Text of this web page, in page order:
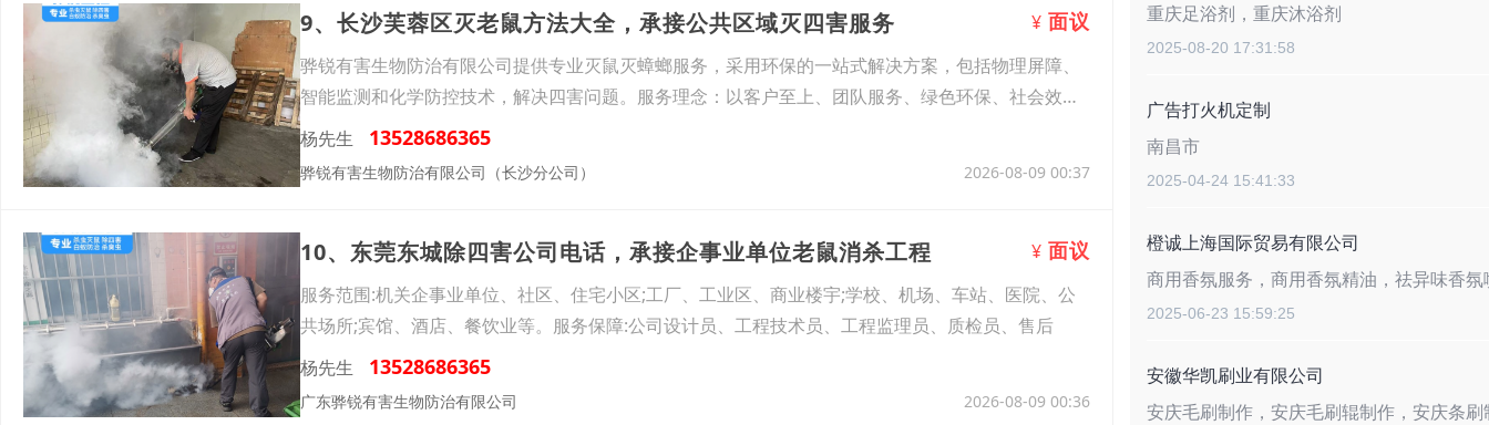
9、长沙芙蓉区灭老鼠方法大全，承接公共区域灭四害服务 ¥ 面议
骅锐有害生物防治有限公司提供专业灭鼠灭蟑螂服务，采用环保的一站式解决方案，包括物理屏障、
智能监测和化学防控技术，解决四害问题。服务理念：以客户至上、团队服务、绿色环保、社会效益
和经
杨先生 13528686365
骅锐有害生物防治有限公司（长沙分公司） 2026-08-09 00:37
10、东莞东城除四害公司电话，承接企事业单位老鼠消杀工程 ¥ 面议
服务范围:机关企事业单位、社区、住宅小区;工厂、工业区、商业楼宇;学校、机场、车站、医院、公
共场所;宾馆、酒店、餐饮业等。服务保障:公司设计员、工程技术员、工程监理员、质检员、售后
杨先生 13528686365
广东骅锐有害生物防治有限公司 2026-08-09 00:36
重庆足浴剂，重庆沐浴剂
2025-08-20 17:31:58
广告打火机定制
南昌市
2025-04-24 15:41:33
橙诚上海国际贸易有限公司
商用香氛服务，商用香氛精油，祛异味香氛
2025-06-23 15:59:25
安徽华凯刷业有限公司
安庆毛刷制作，安庆毛刷辊制作，安庆条刷